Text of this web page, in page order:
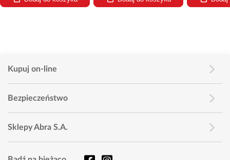
Kupuj on-line
Bezpieczeństwo
Sklepy Abra S.A.